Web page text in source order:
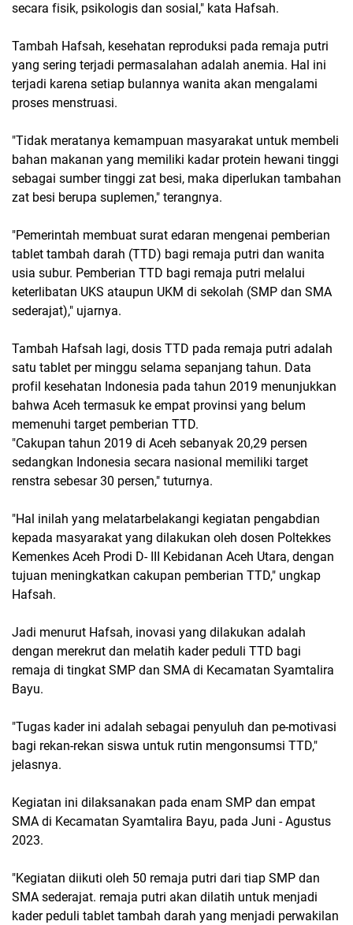
secara fisik, psikologis dan sosial," kata Hafsah.
Tambah Hafsah, kesehatan reproduksi pada remaja putri
yang sering terjadi permasalahan adalah anemia. Hal ini
terjadi karena setiap bulannya wanita akan mengalami
proses menstruasi.
"Tidak meratanya kemampuan masyarakat untuk membeli
bahan makanan yang memiliki kadar protein hewani tinggi
sebagai sumber tinggi zat besi, maka diperlukan tambahan
zat besi berupa suplemen," terangnya.
"Pemerintah membuat surat edaran mengenai pemberian
tablet tambah darah (TTD) bagi remaja putri dan wanita
usia subur. Pemberian TTD bagi remaja putri melalui
keterlibatan UKS ataupun UKM di sekolah (SMP dan SMA
sederajat)," ujarnya.
Tambah Hafsah lagi, dosis TTD pada remaja putri adalah
satu tablet per minggu selama sepanjang tahun. Data
profil kesehatan Indonesia pada tahun 2019 menunjukkan
bahwa Aceh termasuk ke empat provinsi yang belum
memenuhi target pemberian TTD.
"Cakupan tahun 2019 di Aceh sebanyak 20,29 persen
sedangkan Indonesia secara nasional memiliki target
renstra sebesar 30 persen," tuturnya.
"Hal inilah yang melatarbelakangi kegiatan pengabdian
kepada masyarakat yang dilakukan oleh dosen Poltekkes
Kemenkes Aceh Prodi D- III Kebidanan Aceh Utara, dengan
tujuan meningkatkan cakupan pemberian TTD," ungkap
Hafsah.
Jadi menurut Hafsah, inovasi yang dilakukan adalah
dengan merekrut dan melatih kader peduli TTD bagi
remaja di tingkat SMP dan SMA di Kecamatan Syamtalira
Bayu.
"Tugas kader ini adalah sebagai penyuluh dan pe-motivasi
bagi rekan-rekan siswa untuk rutin mengonsumsi TTD,"
jelasnya.
Kegiatan ini dilaksanakan pada enam SMP dan empat
SMA di Kecamatan Syamtalira Bayu, pada Juni - Agustus
2023.
"Kegiatan diikuti oleh 50 remaja putri dari tiap SMP dan
SMA sederajat. remaja putri akan dilatih untuk menjadi
kader peduli tablet tambah darah yang menjadi perwakilan